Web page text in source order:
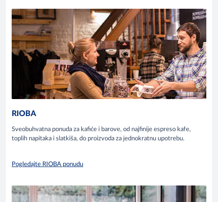
RIOBA
Sveobuhvatna ponuda za kafiće i barove, od najfinije espreso kafe,
toplih napitaka i slatkiša, do proizvoda za jednokratnu upotrebu.
Pogledajte RIOBA ponudu